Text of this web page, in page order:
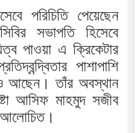
পরিচিতি পেয়েছেন
সভাপতি হিসেবে
পাওয়া এ ক্রিকেটার
পাশাপাশি
আছেন। তাঁর অবস্থান
আসিফ মাহমুদ সজীব
আলোচিত।